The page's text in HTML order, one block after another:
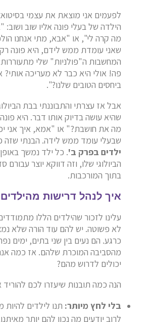
לפעמים אני מוצאת את עצמי
הילדה של בעלי פונה אליו שוב
מה קרה לי", או "אבא, מתי אנחנו
שאני עומדת ממש לידם, היא פונה רק
המחשבות ה"פולניות" שלי
פה! אולי היא כבר לא מעריכה אותי?
ביחסים הטובים שלנו?".
אבל אז עצרתי והתבוננתי בבת
שהיא עושה בדיוק אותו דבר. היא
מה את חושבת?" או "אמא, איך אני
שבעלי עומד ממש לידה. הבנתי
ילדים בפרק ב'. כל ילד נמשך
הביולוגי שלו, וזה דווקא יוצר עבורם
בתוך המורכבות.
איך לנהל דרישות
עלינו לזכור שהילדים הללו
לא פשוטה. יש להם עוד הורה שלא
כרגע. הם נעים בין שני בתים, ימים
מהסביבה המוכרת שלהם. אז כמה
יכולים לדרוש מהם?
הנה כמה תובנות שיעזרו לכם
בלי לחץ מיותר: תנו לילדים
לרוב יודעים מה נכון להם יותר